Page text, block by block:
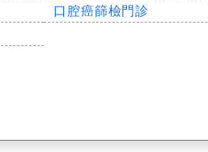
口腔癌篩檢門診